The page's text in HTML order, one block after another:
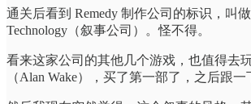
通关后看到 Remedy 制作公司的标识，叫
Technology（叙事公司）。怪不得。
看来这家公司的其他几个游戏，也值得去
（Alan Wake），买了第一部了，之后跟一